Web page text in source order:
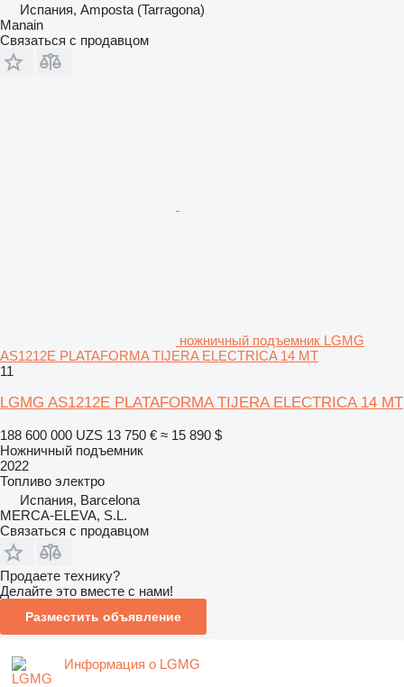
Испания, Amposta (Tarragona)
Manain
Связаться с продавцом
ножничный подъемник LGMG
AS1212E PLATAFORMA TIJERA ELECTRICA 14 MT
11
LGMG AS1212E PLATAFORMA TIJERA ELECTRICA 14 MT
188 600 000 UZS 13 750 € ≈ 15 890 $
Ножничный подъемник
2022
Топливо электро
Испания, Barcelona
MERCA-ELEVA, S.L.
Связаться с продавцом
Продаете технику?
Делайте это вместе с нами!
Разместить объявление
Информация о LGMG